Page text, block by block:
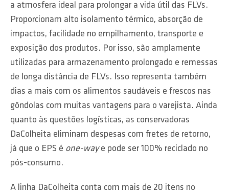
a atmosfera ideal para prolongar a vida útil das FLVs.
Proporcionam alto isolamento térmico, absorção de
impactos, facilidade no empilhamento, transporte e
exposição dos produtos. Por isso, são amplamente
utilizadas para armazenamento prolongado e remessas
de longa distância de FLVs. Isso representa também
dias a mais com os alimentos saudáveis e frescos nas
gôndolas com muitas vantagens para o varejista. Ainda
quanto às questões logísticas, as conservadoras
DaColheita eliminam despesas com fretes de retorno,
já que o EPS é one-waye pode ser 100% reciclado no
pós-consumo.
A linha DaColheita conta com mais de 20 itens no